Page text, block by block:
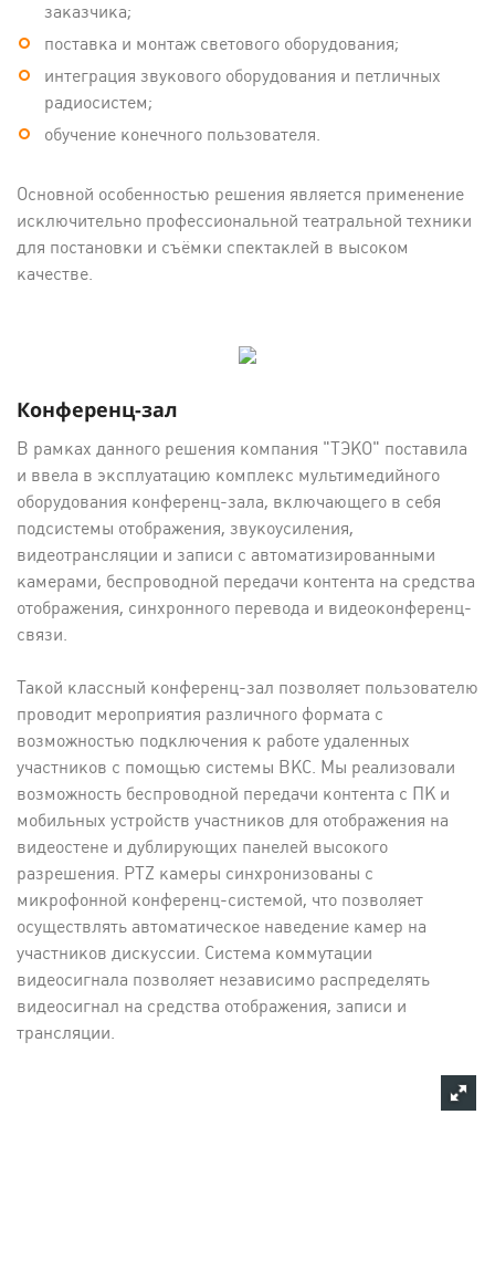
заказчика;
поставка и монтаж светового оборудования;
интеграция звукового оборудования и петличных
радиосистем;
обучение конечного пользователя.
Основной особенностью решения является применение
исключительно профессиональной театральной техники
для постановки и съёмки спектаклей в высоком
качестве.
Конференц-зал
В рамках данного решения компания "ТЭКО" поставила
и ввела в эксплуатацию комплекс мультимедийного
оборудования конференц-зала, включающего в себя
подсистемы отображения, звукоусиления,
видеотрансляции и записи с автоматизированными
камерами, беспроводной передачи контента на средства
отображения, синхронного перевода и видеоконференц-
связи.
Такой классный конференц-зал позволяет пользователю
проводит мероприятия различного формата с
возможностью подключения к работе удаленных
участников с помощью системы ВКС. Мы реализовали
возможность беспроводной передачи контента с ПК и
мобильных устройств участников для отображения на
видеостене и дублирующих панелей высокого
разрешения. PTZ камеры синхронизованы с
микрофонной конференц-системой, что позволяет
осуществлять автоматическое наведение камер на
участников дискуссии. Система коммутации
видеосигнала позволяет независимо распределять
видеосигнал на средства отображения, записи и
трансляции.